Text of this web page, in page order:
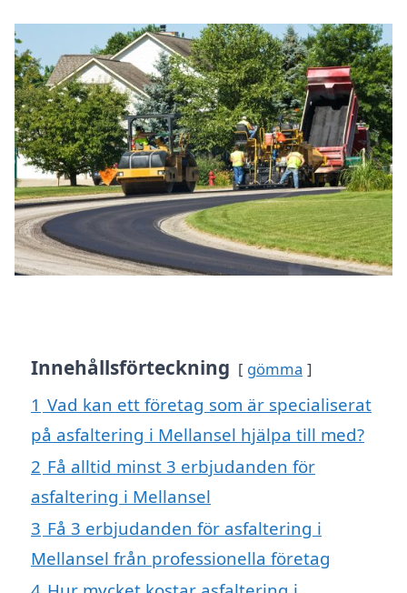
Innehållsförteckning gömma
1 Vad kan ett företag som är specialiserat
på asfaltering i Mellansel hjälpa till med?
2 Få alltid minst 3 erbjudanden för
asfaltering i Mellansel
3 Få 3 erbjudanden för asfaltering i
Mellansel från professionella företag